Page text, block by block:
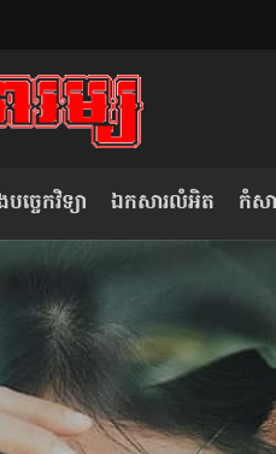
ចេកវិទ្យា ឯកសារលំអិត កំសា
លិខិតប្រិយមិត្ត៖ «កាមតណ្ហា​
មនុស្ស»